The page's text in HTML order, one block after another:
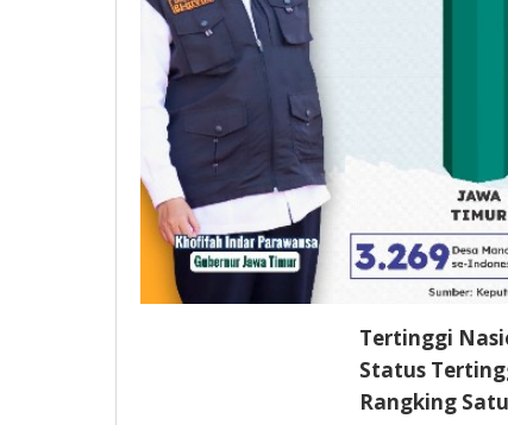
Tertinggi
Status
Rangking